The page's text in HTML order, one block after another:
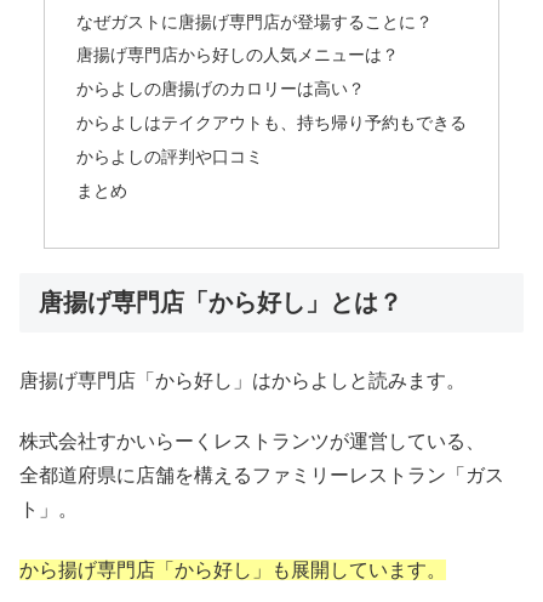
なぜガストに唐揚げ専門店が登場することに？
唐揚げ専門店から好しの人気メニューは？
からよしの唐揚げのカロリーは高い？
からよしはテイクアウトも、持ち帰り予約もできる
からよしの評判や口コミ
まとめ
唐揚げ専門店「から好し」とは？
唐揚げ専門店「から好し」はからよしと読みます。
株式会社すかいらーくレストランツが運営している、
全都道府県に店舗を構えるファミリーレストラン「ガス
ト」。
から揚げ専門店「から好し」も展開しています。